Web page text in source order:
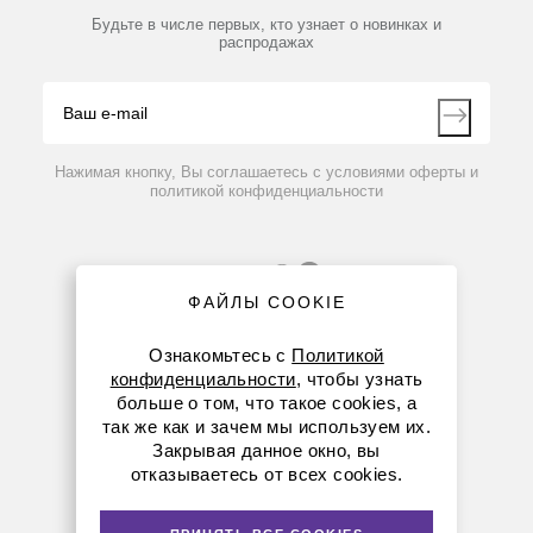
Система предварительной очистки водопроводной
Производители
Партнеры
Контакты
Будьте в числе первых, кто узнает о новинках и
распродажах
Нажимая кнопку, Вы соглашаетесь с условиями оферты и
политикой конфиденциальности
8 (800) 234-05-08
+7 (923) 303-01-52
ФАЙЛЫ COOKIE
Ознакомьтесь с Политикой
конфиденциальности, чтобы узнать
больше о том, что такое cookies, а
так же как и зачем мы используем их.
Закрывая данное окно, вы
отказываетесь от всех cookies.